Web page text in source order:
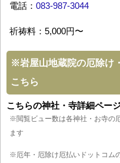
電話： 083-987-3044
祈祷料：5,000円〜
※岩屋山地蔵院の厄除け
こちら
こちらの神社・寺詳細ペー
※閲覧ビュー数は各神社・お寺の
ます
※厄年・厄除け厄払いドットコム